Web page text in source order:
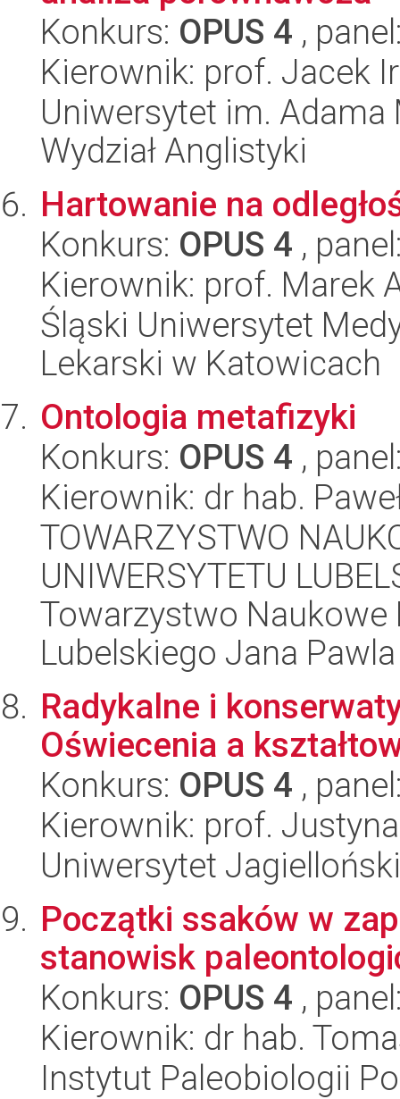
Konkurs: OPUS 4 ,
Kierownik: prof. Jacek
Uniwersytet im.
Wydział Anglistyki
Hartowanie na
Konkurs: OPUS 4 ,
Kierownik: prof. Marek
Śląski Uniwersytet
Lekarski w Katowicach
Ontologia metafizyki
Konkurs: OPUS 4 ,
Kierownik: dr hab.
TOWARZYSTWO
UNIWERSYTETU
Towarzystwo
Lubelskiego Jana
Radykalne i
Oświecenia a
Konkurs: OPUS 4 ,
Kierownik: prof.
Uniwersytet
Początki ssaków w
stanowisk
Konkurs: OPUS 4 ,
Kierownik: dr hab.
Instytut Paleobiologii